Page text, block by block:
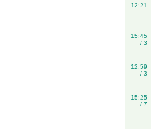
12:21
15:45
/ 3
12:59
/ 3
15:25
/ 7